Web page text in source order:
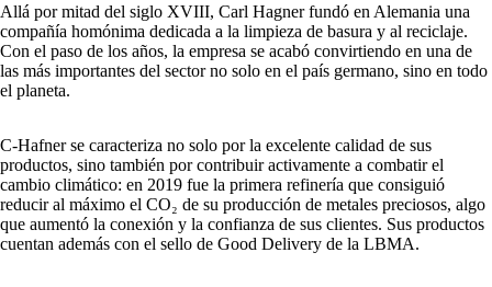
Allá por mitad del siglo XVIII, Carl Hagner fundó en Alemania una
compañía homónima dedicada a la limpieza de basura y al reciclaje.
Con el paso de los años, la empresa se acabó convirtiendo en una de
las más importantes del sector no solo en el país germano, sino en todo
el planeta.
C-Hafner se caracteriza no solo por la excelente calidad de sus
productos, sino también por contribuir activamente a combatir el
cambio climático: en 2019 fue la primera refinería que consiguió
reducir al máximo el CO₂ de su producción de metales preciosos, algo
que aumentó la conexión y la confianza de sus clientes. Sus productos
cuentan además con el sello de Good Delivery de la LBMA.